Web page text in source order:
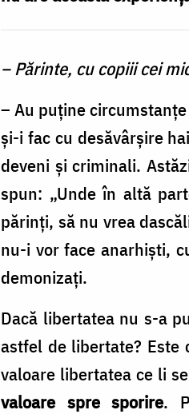
– Părinte, cu copiii cei
– Au puţine
şi-i fac cu desăvârşire
deveni şi criminali.
spun: „Unde în altă
părinţi, să nu vrea
nu-i vor face anarhişti,
demonizaţi.
Dacă libertatea nu s-a
astfel de libertate? Este
valoare libertatea ce li
valoare spre sporire.